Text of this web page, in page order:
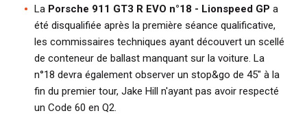
La Porsche 911 GT3 R EVO n°18 - Lionspeed GP a
été disqualifiée après la première séance qualificative,
les commissaires techniques ayant découvert un scellé
de conteneur de ballast manquant sur la voiture. La
n°18 devra également observer un stop&go de 45" à la
fin du premier tour, Jake Hill n'ayant pas avoir respecté
un Code 60 en Q2.